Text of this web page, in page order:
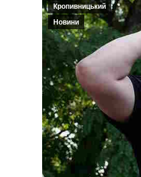
Кропивницький
Новини